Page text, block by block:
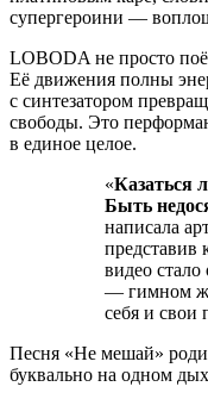
супергероини —
LOBODA не просто
Её движения полны
с синтезатором
свободы. Это
в единое целое.
«Казаться
Быть
написала
представив
видео
— гимном
себя и свои
Песня «Не мешай»
буквально на одном